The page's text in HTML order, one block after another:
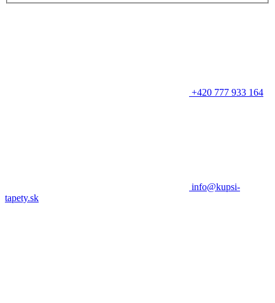
+420 777 933 164
info@kupsi-
tapety.sk